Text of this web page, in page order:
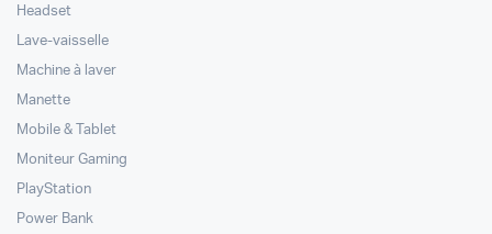
Headset
Lave-vaisselle
Machine à laver
Manette
Mobile & Tablet
Moniteur Gaming
PlayStation
Power Bank